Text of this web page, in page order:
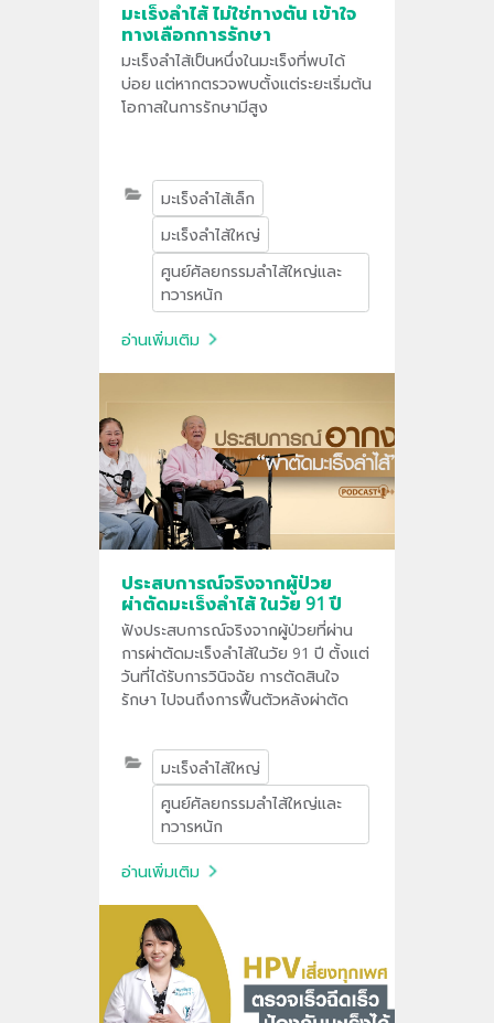
มะเร็งลำไส้ ไม่ใช่ทางตัน เข้าใจ
ทางเลือกการรักษา
มะเร็งลำไส้เป็นหนึ่งในมะเร็งที่พบได้
บ่อย แต่หากตรวจพบตั้งแต่ระยะเริ่มต้น
โอกาสในการรักษามีสูง
มะเร็งลำไส้เล็ก
มะเร็งลำไส้ใหญ่
ศูนย์ศัลยกรรมลำไส้ใหญ่และ
ทวารหนัก
อ่านเพิ่มเติม
ประสบการณ์จริงจากผู้ป่วย
ผ่าตัดมะเร็งลำไส้ ในวัย 91 ปี
ฟังประสบการณ์จริงจากผู้ป่วยที่ผ่าน
การผ่าตัดมะเร็งลำไส้ในวัย 91 ปี ตั้งแต่
วันที่ได้รับการวินิจฉัย การตัดสินใจ
รักษา ไปจนถึงการฟื้นตัวหลังผ่าตัด
มะเร็งลำไส้ใหญ่
ศูนย์ศัลยกรรมลำไส้ใหญ่และ
ทวารหนัก
อ่านเพิ่มเติม